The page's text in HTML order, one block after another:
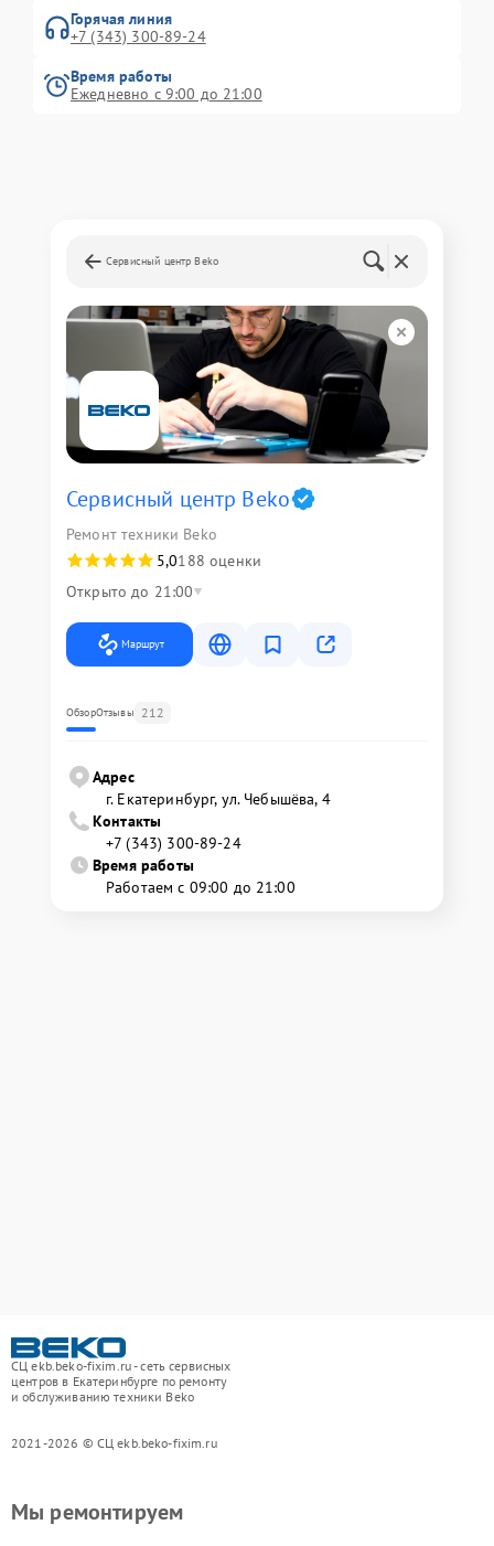
Горячая линия
+7 (343) 300-89-24
Время работы
Ежедневно с 9:00 до 21:00
Сервисный центр Beko
Сервисный центр Beko
Ремонт техники Beko
5,0188 оценки
Открыто до 21:00
Маршрут
ОбзорОтзывы 212
Адрес
г. Екатеринбург, ул. Чебышёва, 4
Контакты
+7 (343) 300-89-24
Время работы
Работаем с 09:00 до 21:00
СЦ ekb.beko-fixim.ru - сеть сервисных
центров в Екатеринбурге по ремонту
и обслуживанию техники Beko
2021-2026 © СЦ ekb.beko-fixim.ru
Мы ремонтируем